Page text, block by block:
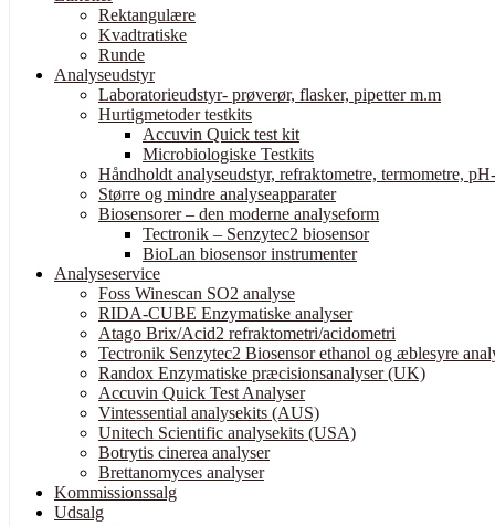
Rektangulære
Kvadtratiske
Runde
Analyseudstyr
Laboratorieudstyr- prøverør, flasker, pipetter m.m
Hurtigmetoder testkits
Accuvin Quick test kit
Microbiologiske Testkits
Håndholdt analyseudstyr, refraktometre, termometre,
Større og mindre analyseapparater
Biosensorer – den moderne analyseform
Tectronik – Senzytec2 biosensor
BioLan biosensor instrumenter
Analyseservice
Foss Winescan SO2 analyse
RIDA-CUBE Enzymatiske analyser
Atago Brix/Acid2 refraktometri/acidometri
Tectronik Senzytec2 Biosensor ethanol og æblesyre
Randox Enzymatiske præcisionsanalyser (UK)
Accuvin Quick Test Analyser
Vintessential analysekits (AUS)
Unitech Scientific analysekits (USA)
Botrytis cinerea analyser
Brettanomyces analyser
Kommissionssalg
Udsalg